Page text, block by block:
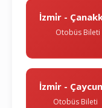
İzmi̇r -
Otobüs Bileti
İzmi̇r -
Otobüs Bileti